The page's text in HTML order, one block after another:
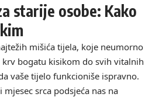
starije osobe: Kako
mišića tijela, koje neumorno
bogatu kisikom do svih vitalnih
vaše tijelo funkcioniše ispravno.
mjesec srca podsjeća nas na